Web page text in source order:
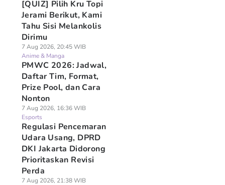
[QUIZ] Pilih Kru Topi
Jerami Berikut, Kami
Tahu Sisi Melankolis
Dirimu
7 Aug 2026, 20:45 WIB
Anime & Manga
PMWC 2026: Jadwal,
Daftar Tim, Format,
Prize Pool, dan Cara
Nonton
7 Aug 2026, 16:36 WIB
Esports
Regulasi Pencemaran
Udara Usang, DPRD
DKI Jakarta Didorong
Prioritaskan Revisi
Perda
7 Aug 2026, 21:38 WIB